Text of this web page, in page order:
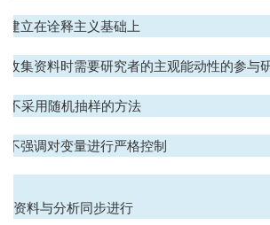
建立在诠释主义基础上
收集资料时需要研究者的主观能动性的参与
不采用随机抽样的方法
不强调对变量进行严格控制
资料与分析同步进行